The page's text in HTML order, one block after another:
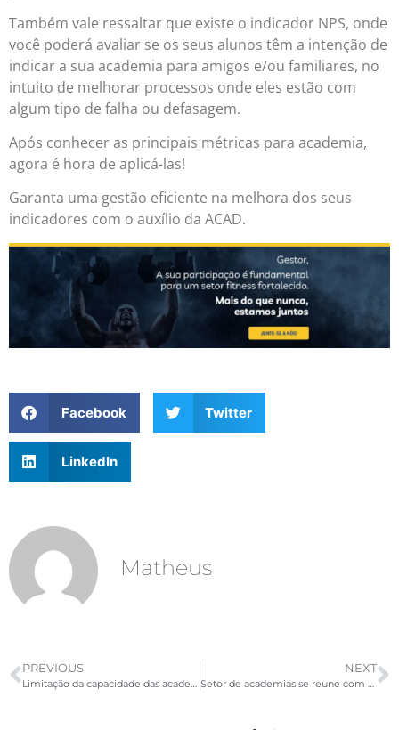
Também vale ressaltar que existe o indicador NPS, onde
você poderá avaliar se os seus alunos têm a intenção de
indicar a sua academia para amigos e/ou familiares, no
intuito de melhorar processos onde eles estão com
algum tipo de falha ou defasagem.
Após conhecer as principais métricas para academia,
agora é hora de aplicá-las!
Garanta uma gestão eficiente na melhora dos seus
indicadores com o auxílio da ACAD.
Facebook Twitter
LinkedIn
Matheus
PREVIOUS
Limitação da capacidade das academias
NEXT
Setor de academias se reune com deputado para discutir PL da essencialidade